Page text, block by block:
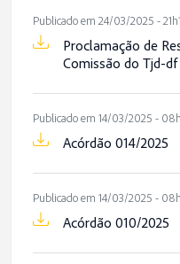
Publicado em 24/03/2025 -
Proclamação de
Comissão do Tjd-df
Publicado em 14/03/2025 -
Acórdão 014/2025
Publicado em 14/03/2025 -
Acórdão 010/2025